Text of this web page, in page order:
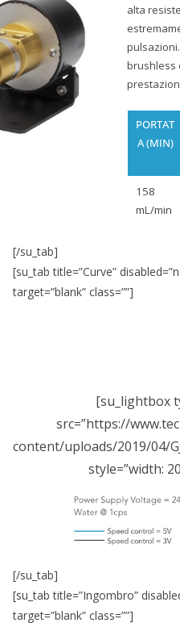
alta
brushless
PORTAT
A (MIN)
158
mL/min
[/su_tab]
[su_tab title=”Curve”
target=”blank” class=””]
[su_lightbox
src=”https://
content/uploads/2019/04/
style=”width:
[/su_tab]
[su_tab title=”Ingombro”
target=”blank” class=””]